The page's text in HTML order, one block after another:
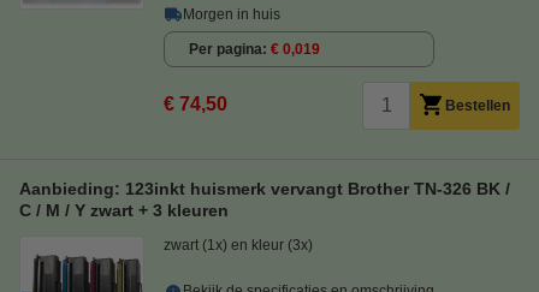
Morgen in huis
Per pagina € 0,019
€ 74,50 Bestellen
Aanbieding: 123inkt huismerk vervangt Brother TN-326 BK /
C / M / Y zwart + 3 kleuren
zwart (1x) en kleur (3x)